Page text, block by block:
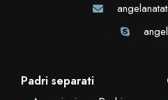
Padri separati